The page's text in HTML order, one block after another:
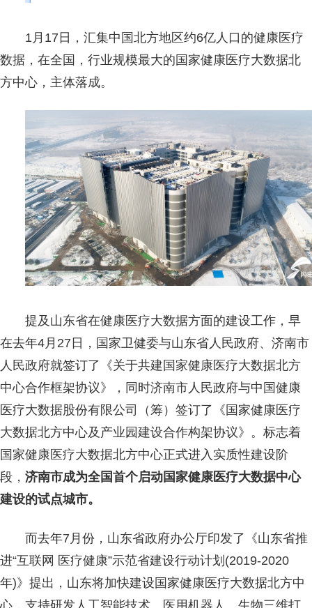
1月17日，汇集中国北方地区约6亿人口的健康医疗
数据，在全国，行业规模最大的国家健康医疗大数据北
方中心，主体落成。
提及山东省在健康医疗大数据方面的建设工作，早
在去年4月27日，国家卫健委与山东省人民政府、济南市
人民政府就签订了《关于共建国家健康医疗大数据北方
中心合作框架协议》，同时济南市人民政府与中国健康
医疗大数据股份有限公司（筹）签订了《国家健康医疗
大数据北方中心及产业园建设合作构架协议》。标志着
国家健康医疗大数据北方中心正式进入实质性建设阶
段， 济南市成为全国首个启动国家健康医疗大数据中心
建设的试点城市。
而去年7月份，山东省政府办公厅印发了《山东省推
进“互联网 医疗健康”示范省建设行动计划(2019-2020
年)》提出，山东将加快建设国家健康医疗大数据北方中
心，支持研发人工智能技术、医用机器人、生物三维打